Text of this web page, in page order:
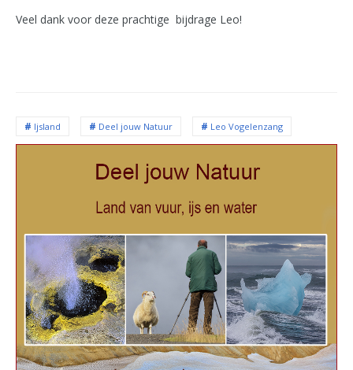
Veel dank voor deze prachtige bijdrage Leo!
Ijsland Deel jouw Natuur Leo Vogelenzang